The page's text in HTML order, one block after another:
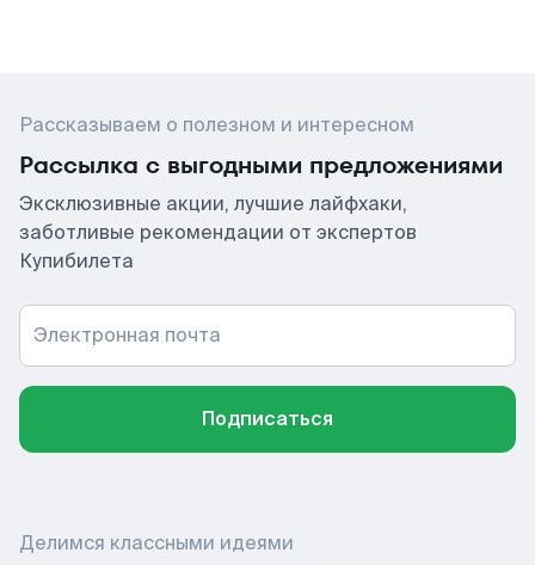
Рассказываем о полезном и интересном
Рассылка с выгодными предложениями
Эксклюзивные акции, лучшие лайфхаки,
заботливые рекомендации от экспертов
Купибилета
Электронная почта
Подписаться
Делимся классными идеями